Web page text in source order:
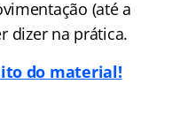
(até a
dizer na prática.
do material!